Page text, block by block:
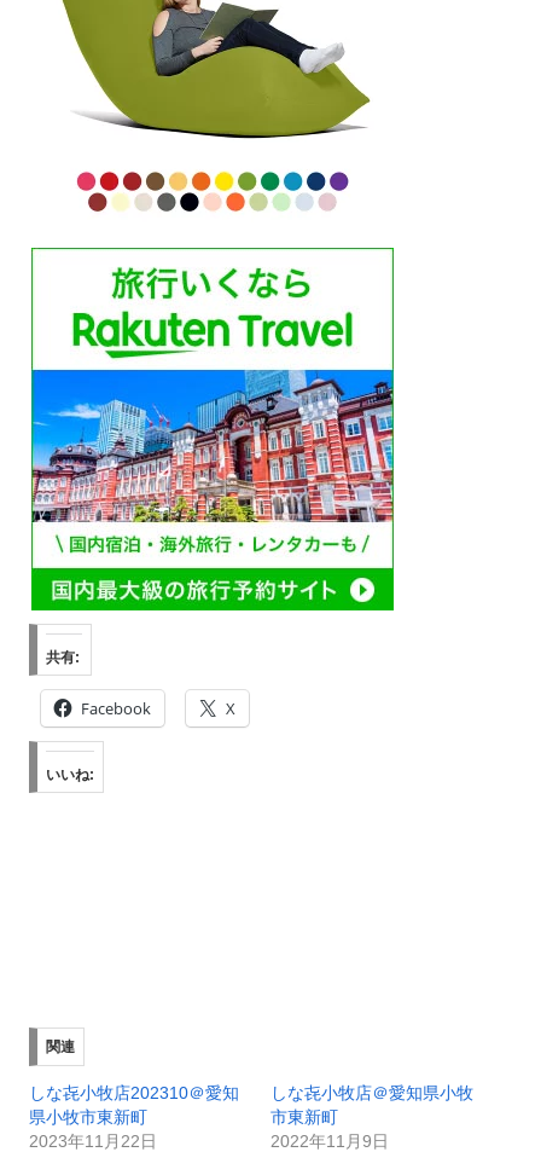
共有:
Facebook X
いいね:
関連
しな㐂小牧店202310＠愛知
県小牧市東新町
2023年11月22日
しな㐂小牧店＠愛知県小牧
市東新町
2022年11月9日